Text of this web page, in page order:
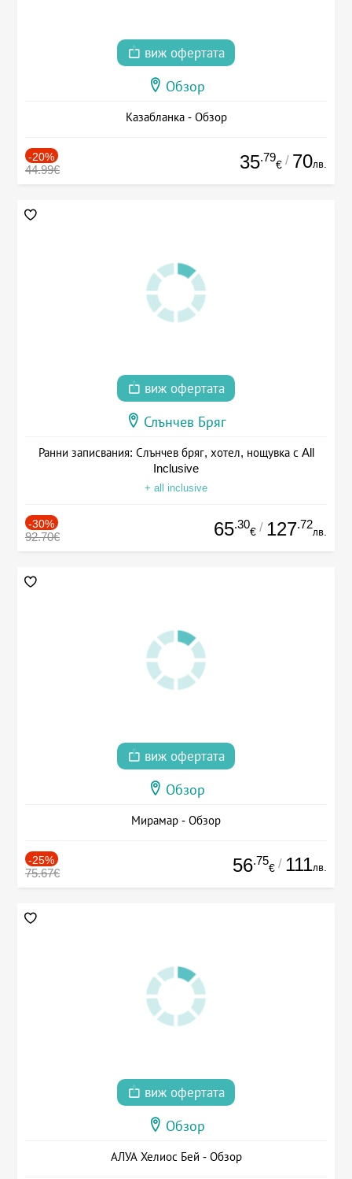
виж офертата
Обзор
Казабланка - Обзор
-20%
44.99€ 35.79
€ / 70лв.
виж офертата
Слънчев Бряг
Ранни записвания: Слънчев бряг, хотел, нощувка с All
Inclusive
+ all inclusive
-30%
92.70€ 65.30
€ / 127.72
лв.
виж офертата
Обзор
Мирамар - Обзор
-25%
75.67€ 56.75
€ / 111лв.
виж офертата
Обзор
АЛУА Хелиос Бей - Обзор